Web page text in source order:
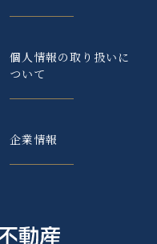
WELL-
569邸＞完売いた
個人情報の取り扱いに
ついて
企業情報